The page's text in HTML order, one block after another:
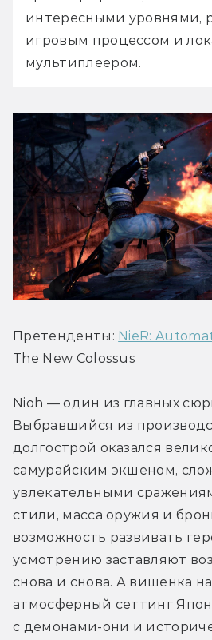
интересными уровнями,
игровым процессом и
мультиплеером.
Претенденты: NieR:
The New Colossus
Nioh — один из главных
Выбравшийся из
долгострой оказался
самурайским экшеном,
увлекательными
стили, масса оружия и
возможность развивать
усмотрению заставляют
снова и снова. А вишенка
атмосферный сеттинг
с демонами-они и